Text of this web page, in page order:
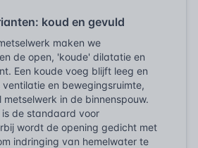
koud en gevuld
maken we
de open, 'koude' dilatatie en
Een koude voeg blijft leeg en
en bewegingsruimte,
in de binnenspouw.
de standaard voor
wordt de opening gedicht met
indringing van hemelwater te